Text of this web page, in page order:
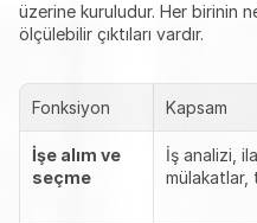
üzerine kuruludur. Her birinin
ölçülebilir çıktıları vardır.
Fonksiyon Kapsam
İşe alım ve
seçme
İş analizi,
mülakatlar,